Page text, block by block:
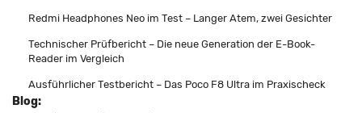
Redmi Headphones Neo im Test – Langer Atem, zwei Gesichter
Technischer Prüfbericht – Die neue Generation der E-Book-
Reader im Vergleich
Ausführlicher Testbericht – Das Poco F8 Ultra im Praxischeck
Blog: